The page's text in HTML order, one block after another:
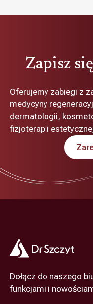
Zapisz
Oferujemy zabiegi z
medycyny
dermatologii,
fizjoterapii
Dołącz do naszego
funkcjami i